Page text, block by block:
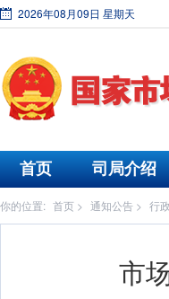
2026年08月09日 星期天
首页 司局介绍
你的位置: 首页 > 通知公告 > 行
市